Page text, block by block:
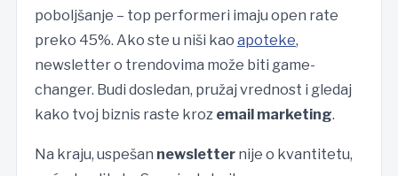
poboljšanje – top performeri imaju open rate
preko 45%. Ako ste u niši kao apoteke,
newsletter o trendovima može biti game-
changer. Budi dosledan, pružaj vrednost i gledaj
kako tvoj biznis raste kroz email marketing.
Na kraju, uspešan newsletter nije o kvantitetu,